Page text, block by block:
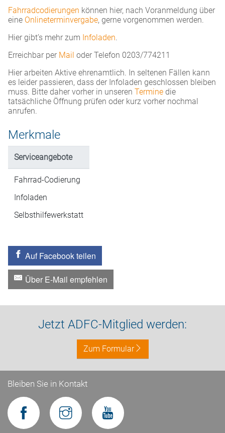
Fahrradcodierungen können hier, nach Voranmeldung über
eine Onlineterminvergabe, gerne vorgenommen werden.
Hier gibt’s mehr zum Infoladen.
Erreichbar per Mail oder Telefon 0203/774211
Hier arbeiten Aktive ehrenamtlich. In seltenen Fällen kann
es leider passieren, dass der Infoladen geschlossen bleiben
muss. Bitte daher vorher in unseren Termine die
tatsächliche Öffnung prüfen oder kurz vorher nochmal
anrufen.
Merkmale
Serviceangebote
Fahrrad-Codierung
Infoladen
Selbsthilfewerkstatt
Auf Facebook teilen
Über E-Mail empfehlen
Jetzt ADFC-Mitglied werden:
Zum Formular
Bleiben Sie in Kontakt